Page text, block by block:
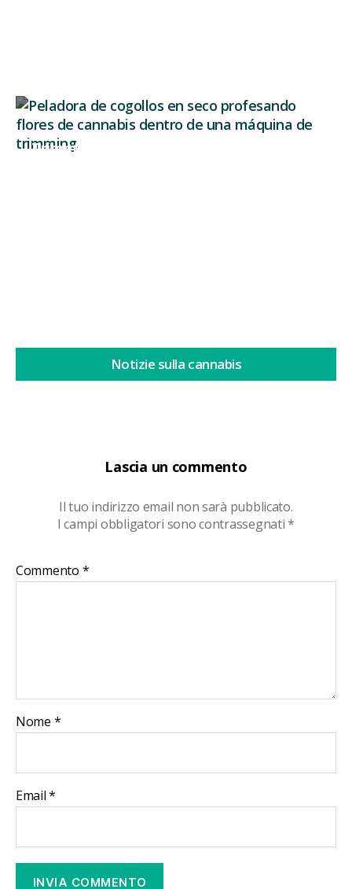
Lascia un commento
Il tuo indirizzo email non sarà pubblicato.
I campi obbligatori sono contrassegnati*
Commento *
Nome *
Email*
Trimmer per cannabis a secco vs a umido:
Notizie sulla cannabis